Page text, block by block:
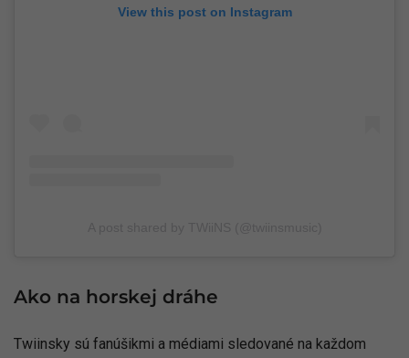
View this post on Instagram
Ako na horskej dráhe
Twiinsky sú fanúšikmi a médiami sledované na každom